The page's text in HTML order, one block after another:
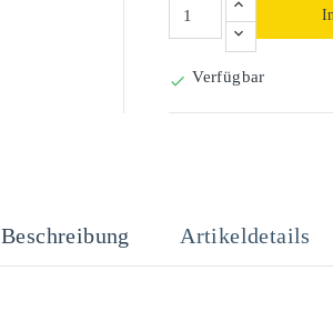
 Verfügbar
Beschreibung Artikeldetails